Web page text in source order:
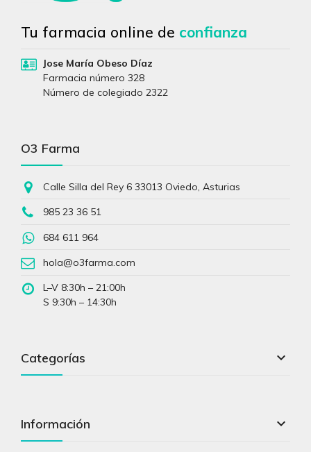
Tu farmacia online de confianza
Jose María Obeso Díaz
Farmacia número 328
Número de colegiado 2322
O3 Farma
Calle Silla del Rey 6 33013 Oviedo, Asturias
985 23 36 51
684 611 964
hola@o3farma.com
L–V 8:30h – 21:00h
S 9:30h – 14:30h
Categorías 
Información 